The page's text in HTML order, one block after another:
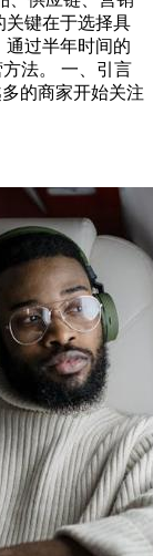
、供应链、营销
关键在于选择具
过半年时间的
法。 一、引言
的商家开始关注